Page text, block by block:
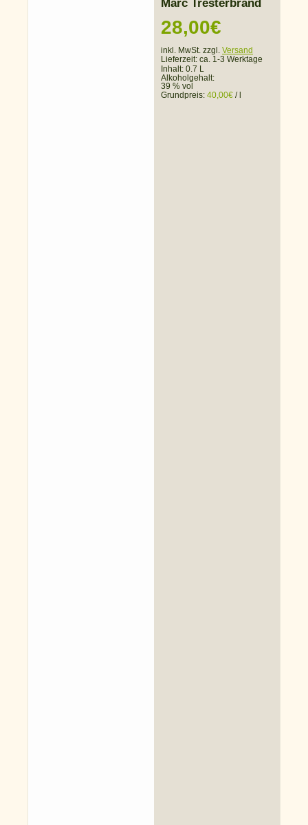
Marc Tresterbrand
28,00€
inkl. MwSt. zzgl. Versand
Lieferzeit: ca. 1-3 Werktage
Inhalt: 0.7 L
Alkoholgehalt:
39 % vol
Grundpreis: 40,00€ /